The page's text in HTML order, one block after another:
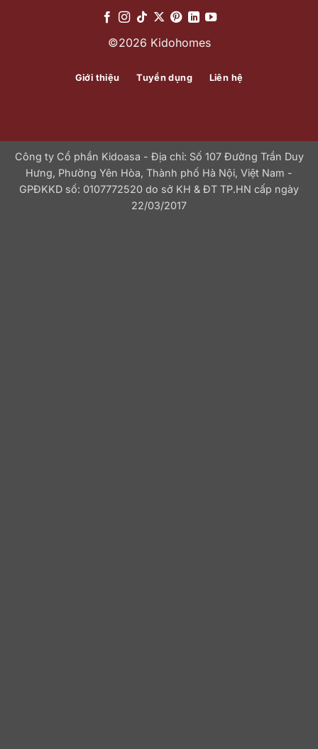
©2026 Kidohomes
Giới thiệu Tuyển dụng Liên hệ
Công ty Cổ phần Kidoasa - Địa chỉ: Số 107 Đường Trần Duy
Hưng, Phường Yên Hòa, Thành phố Hà Nội, Việt Nam -
GPĐKKD số: 0107772520 do sở KH & ĐT TP.HN cấp ngày
22/03/2017